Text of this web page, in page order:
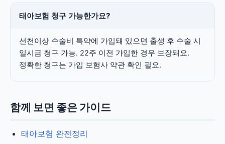
태아보험 청구 가능한가요?
선천이상 수술비 특약에 가입돼 있으면 출생 후 수술 시
일시금 청구 가능. 22주 이전 가입한 경우 보장돼요.
정확한 청구는 가입 보험사 약관 확인 필요.
함께 보면 좋은 가이드
태아보험 완전정리